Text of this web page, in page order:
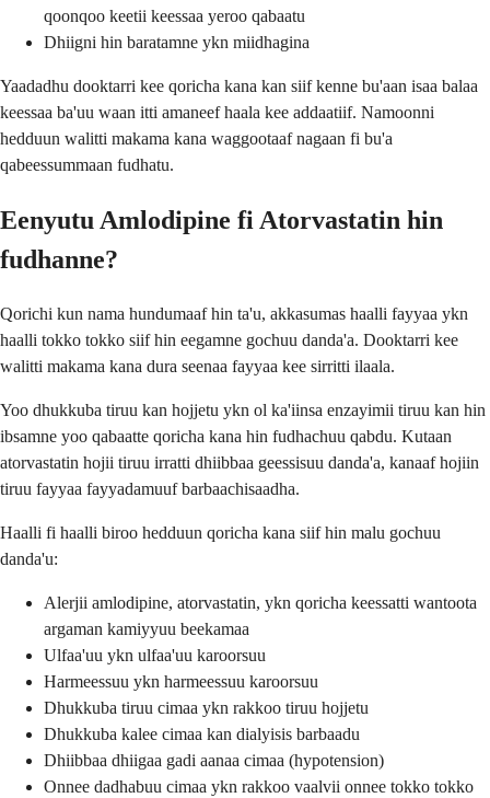
qoonqoo keetii keessaa yeroo qabaatu
Dhiigni hin baratamne ykn miidhagina
Yaadadhu dooktarri kee qoricha kana kan siif kenne bu'aan isaa balaa
keessaa ba'uu waan itti amaneef haala kee addaatiif. Namoonni
hedduun walitti makama kana waggootaaf nagaan fi bu'a
qabeessummaan fudhatu.
Eenyutu Amlodipine fi Atorvastatin hin
fudhanne?
Qorichi kun nama hundumaaf hin ta'u, akkasumas haalli fayyaa ykn
haalli tokko tokko siif hin eegamne gochuu danda'a. Dooktarri kee
walitti makama kana dura seenaa fayyaa kee sirritti ilaala.
Yoo dhukkuba tiruu kan hojjetu ykn ol ka'iinsa enzayimii tiruu kan hin
ibsamne yoo qabaatte qoricha kana hin fudhachuu qabdu. Kutaan
atorvastatin hojii tiruu irratti dhiibbaa geessisuu danda'a, kanaaf hojiin
tiruu fayyaa fayyadamuuf barbaachisaadha.
Haalli fi haalli biroo hedduun qoricha kana siif hin malu gochuu
danda'u:
Alerjii amlodipine, atorvastatin, ykn qoricha keessatti wantoota
argaman kamiyyuu beekamaa
Ulfaa'uu ykn ulfaa'uu karoorsuu
Harmeessuu ykn harmeessuu karoorsuu
Dhukkuba tiruu cimaa ykn rakkoo tiruu hojjetu
Dhukkuba kalee cimaa kan dialyisis barbaadu
Dhiibbaa dhiigaa gadi aanaa cimaa (hypotension)
Onnee dadhabuu cimaa ykn rakkoo vaalvii onnee tokko tokko